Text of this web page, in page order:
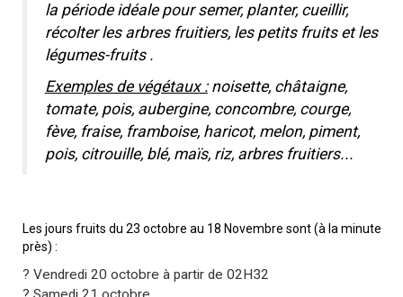
la période idéale pour semer, planter, cueillir,
récolter les arbres fruitiers, les petits fruits et les
légumes-fruits .
Exemples de végétaux :noisette, châtaigne,
tomate, pois, aubergine, concombre, courge,
fève, fraise, framboise, haricot, melon, piment,
pois, citrouille, blé, maïs, riz, arbres fruitiers...
Les jours fruits du 23 octobre au 18 Novembre sont (à la minute
près) :
? Vendredi 20 octobre à partir de 02H32